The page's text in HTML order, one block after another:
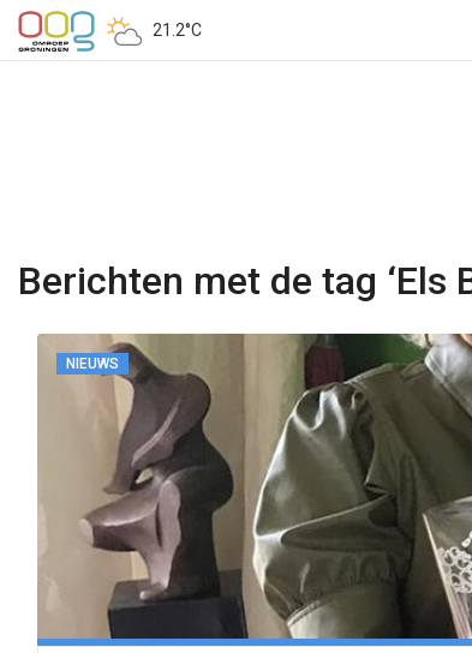
21.2°C
Berichten met de tag ‘Els
NIEUWS